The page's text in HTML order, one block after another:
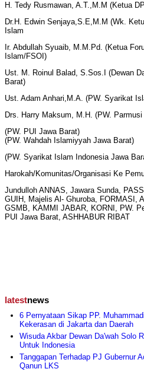
H. Tedy Rusmawan, A.T.,M.M (Ketua
Dr.H. Edwin Senjaya,S.E,M.M (Wk.
Islam
Ir. Abdullah Syuaib, M.M.Pd. (Ketua
Islam/FSOI)
Ust. M. Roinul Balad, S.Sos.I (Dewan
Barat)
Ust. Adam Anhari,M.A. (PW. Syarikat
Drs. Harry Maksum, M.H. (PW.
(PW. PUI Jawa Barat)
(PW. Wahdah Islamiyyah Jawa Barat)
(PW. Syarikat Islam Indonesia Jawa
Harokah/Komunitas/Organisasi Ke
Jundulloh ANNAS, Jawara Sunda,
GUIH, Majelis Al- Ghuroba, FORMASI,
GSMB, KAMMI JABAR, KORNI, PW.
PUI Jawa Barat, ASHHABUR RIBAT
latestnews
6 Pernyataan Sikap PP.
Kekerasan di Jakarta dan Daerah
Wisuda Akbar Dewan Da'wah Solo
Untuk Indonesia
Tanggapan Terhadap PJ Gubernur
Qanun LKS